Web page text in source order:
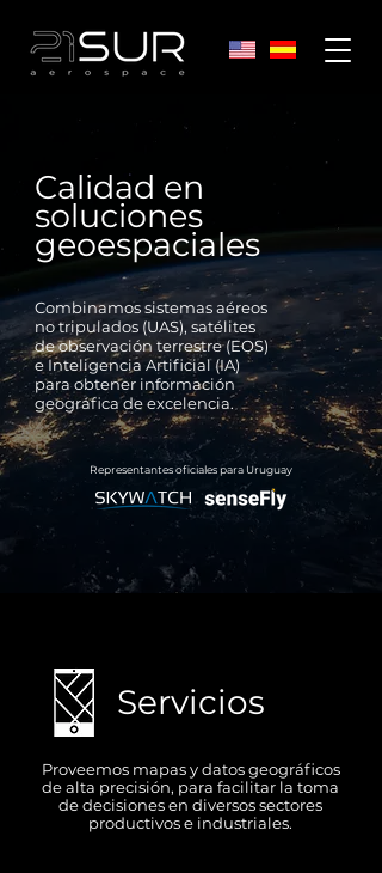
Calidad en
soluciones
geoespaciales
Combinamos sistemas aéreos
no tripulados (UAS), satélites
de observación terrestre (EOS)
e Inteligencia Artificial (IA)
para obtener información
geográfica de excelencia.
Representantes oficiales para Uruguay
Servicios
Proveemos mapas y datos geográficos
de alta precisión, para facilitar la toma
de decisiones en diversos sectores
productivos e industriales.